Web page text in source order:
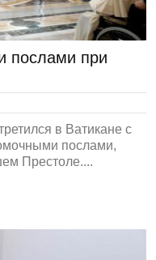
послами при
в Ватикане с
послами,
Престоле....